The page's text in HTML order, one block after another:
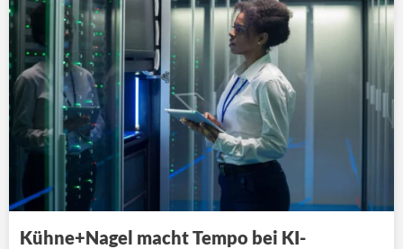
Kühne+Nagel macht Tempo bei KI-